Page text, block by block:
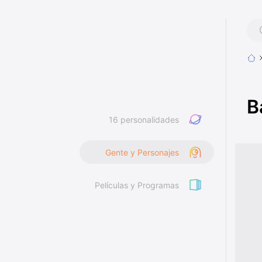
16 personalidades
Gente y Personajes
Películas y Programas